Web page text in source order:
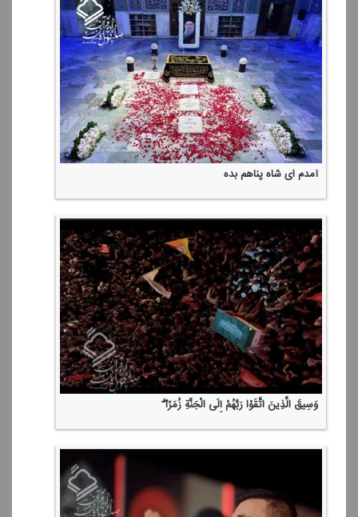
آمدم ای شاه پناهم بده
وَسِیقَ الَّذِینَ اتَّقَوْا رَبَّهُمْ إِلَی الْجَنَّةِ زُمَرًا ۖ